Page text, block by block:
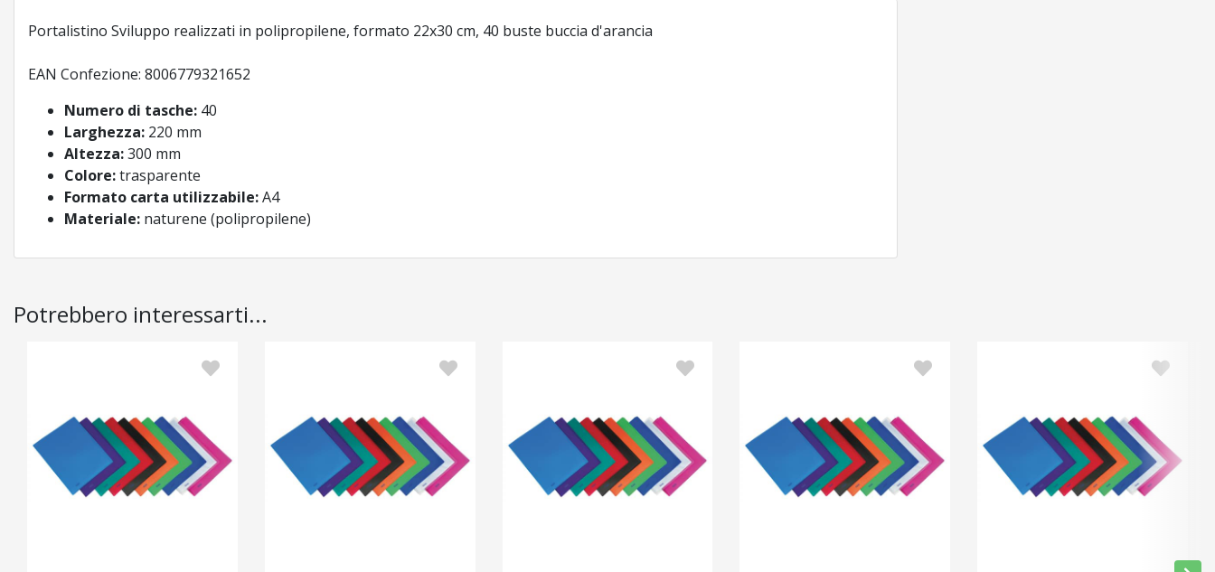
Portalistino Sviluppo realizzati in polipropilene, formato 22x30 cm, 40 buste buccia d'arancia
EAN Confezione: 8006779321652
Numero di tasche: 40
Larghezza: 220 mm
Altezza:300 mm
Colore:trasparente
Formato carta utilizzabile:A4
Materiale: naturene (polipropilene)
Potrebbero interessarti...